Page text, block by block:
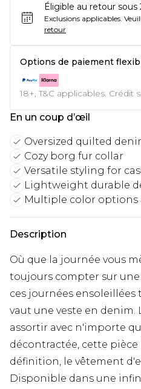
Éligible au retour sous
Exclusions applicables.
retour
Options de paiement
18+, T&C applicables. Crédit
En un coup d’œil
Oversized quilted
Cozy borg fur collar
Versatile styling for
Lightweight durable
Multiple color options
Description
Où que la journée vous
toujours compter sur
ces journées
vaut une veste en denim.
assortir avec n'importe
décontractée, cette
définition, le vêtement
Disponible dans une